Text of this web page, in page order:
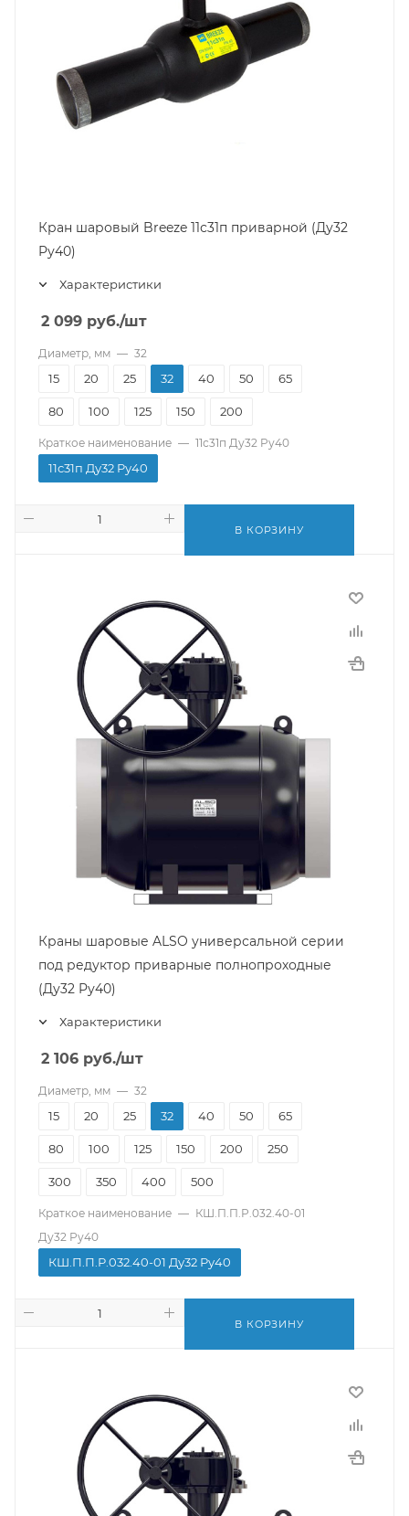
Кран шаровый Breeze 11с31п приварной (Ду32
Pу40)
Характеристики
2 099 руб./шт
Диаметр, мм — 32
15 20 25 32 40 50 65
80 100 125 150 200
Краткое наименование — 11с31п Ду32 Pу40
11с31п Ду32 Pу40
В КОРЗИНУ
Краны шаровые ALSO универсальной серии
под редуктор приварные полнопроходные
(Ду32 Pу40)
Характеристики
2 106 руб./шт
Диаметр, мм — 32
15 20 25 32 40 50 65
80 100 125 150 200 250
300 350 400 500
Краткое наименование — КШ.П.П.Р.032.40-01
Ду32 Ру40
КШ.П.П.Р.032.40-01 Ду32 Ру40
В КОРЗИНУ